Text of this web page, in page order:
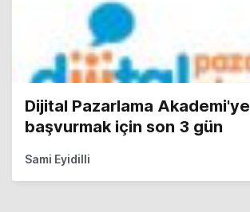
Dijital Pazarlama Akademi'ye
başvurmak için son 3 gün
Sami Eyidilli